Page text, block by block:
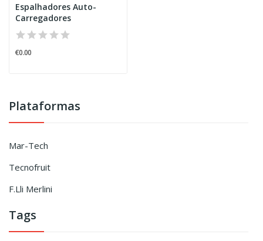
Plataformas
Mar-Tech
Tecnofruit
F.Lli Merlini
Tags
Espalhadores Auto-
Carregadores
€0.00